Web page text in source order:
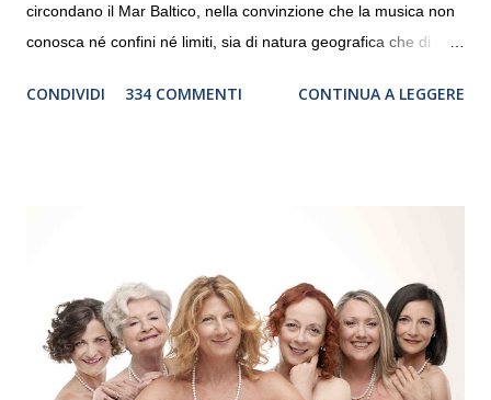
circondano il Mar Baltico, nella convinzione che la musica non
conosca né confini né limiti, sia di natura geografica che di
debutterà il 10 settembre a Heiden, in Germania, e toccherà, in
“Settembre dell’Accademia” dove si esibirà per il secondo anno
consecutivo. Il pubblico milanese avrà il piacere di applaudire i
giovani artisti della Baltic Sea Youth Philharmonic per la quarta
volta. L’orchestra, fondata nel 2008 da Kristjan Järvi (affiancato
CONDIVIDI 334 COMMENTI CONTINUA A LEGGERE